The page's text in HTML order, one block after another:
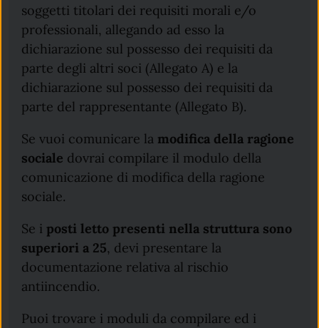
soggetti titolari dei requisiti morali e/o
professionali, allegando ad esso la
dichiarazione sul possesso dei requisiti da
parte degli altri soci (Allegato A) e la
dichiarazione sul possesso dei requisiti da
parte del rappresentante (Allegato B).
Se vuoi comunicare la modifica della ragione
sociale dovrai compilare il modulo della
comunicazione di modifica della ragione
sociale.
Se i posti letto presenti nella struttura sono
superiori a 25, devi presentare la
documentazione relativa al rischio
antiincendio.
Puoi trovare i moduli da compilare ed i